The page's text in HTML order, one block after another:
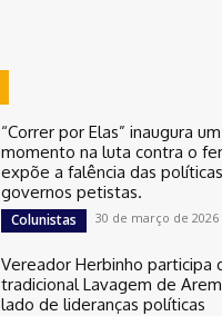
“Correr por Elas” inaugura
momento na luta contra o
expõe a falência das
governos petistas.
Colunistas 30 de março de 2026
Vereador Herbinho participa
tradicional Lavagem de
lado de lideranças políticas